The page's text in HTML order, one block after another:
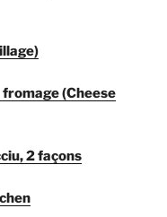
(Cheese
2 façons